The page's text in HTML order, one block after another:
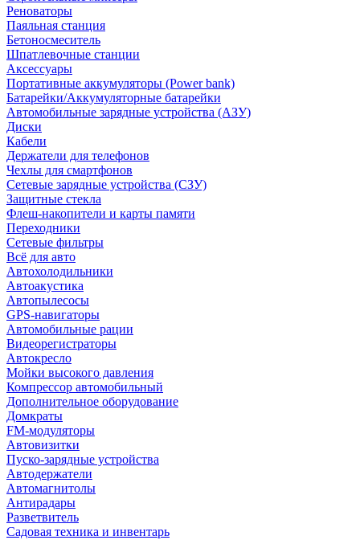
Реноваторы
Паяльная станция
Бетоносмеситель
Шпатлевочные станции
Аксессуары
Портативные аккумуляторы (Power bank)
Батарейки/Аккумуляторные батарейки
Автомобильные зарядные устройства (АЗУ)
Диски
Кабели
Держатели для телефонов
Чехлы для смартфонов
Сетевые зарядные устройства (СЗУ)
Защитные стекла
Флеш-накопители и карты памяти
Переходники
Сетевые фильтры
Всё для авто
Автохолодильники
Автоакустика
Автопылесосы
GPS-навигаторы
Автомобильные рации
Видеорегистраторы
Автокресло
Мойки высокого давления
Компрессор автомобильный
Дополнительное оборудование
Домкраты
FM-модуляторы
Автовизитки
Пуско-зарядные устройства
Автодержатели
Автомагнитолы
Антирадары
Разветвитель
Садовая техника и инвентарь